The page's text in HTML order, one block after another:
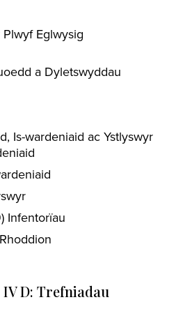
Eglwysig
a Dyletswyddau
Is-wardeniaid ac Ystlyswyr
Infentorïau
IV D: Trefniadau